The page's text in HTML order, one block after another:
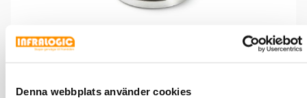
Denna webbplats använder cookies